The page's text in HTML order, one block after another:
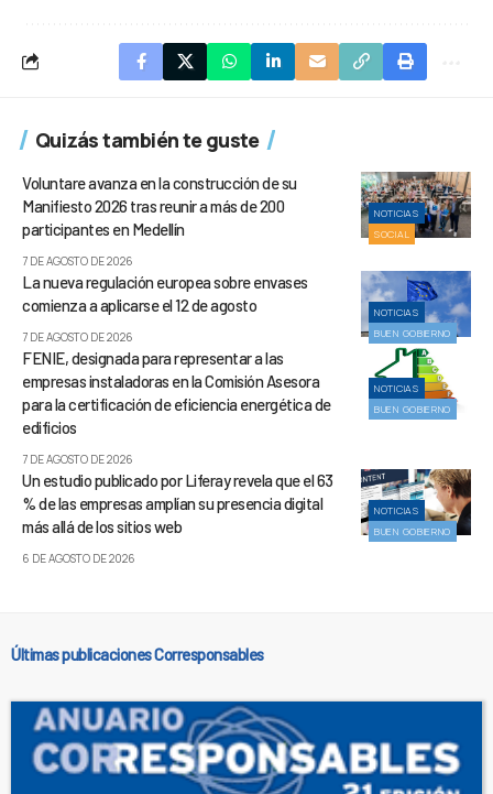
Quizás también te guste
NOTICIAS
SOCIAL
Voluntare avanza en la construcción de su
Manifiesto 2026 tras reunir a más de 200
participantes en Medellín
7 DE AGOSTO DE 2026
NOTICIAS
BUEN GOBIERNO
La nueva regulación europea sobre envases
comienza a aplicarse el 12 de agosto
7 DE AGOSTO DE 2026
NOTICIAS
BUEN GOBIERNO
FENIE, designada para representar a las
empresas instaladoras en la Comisión Asesora
para la certificación de eficiencia energética de
edificios
7 DE AGOSTO DE 2026
NOTICIAS
BUEN GOBIERNO
Un estudio publicado por Liferay revela que el 63
% de las empresas amplían su presencia digital
más allá de los sitios web
6 DE AGOSTO DE 2026
Últimas publicaciones Corresponsables